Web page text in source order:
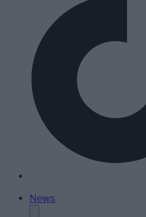
News